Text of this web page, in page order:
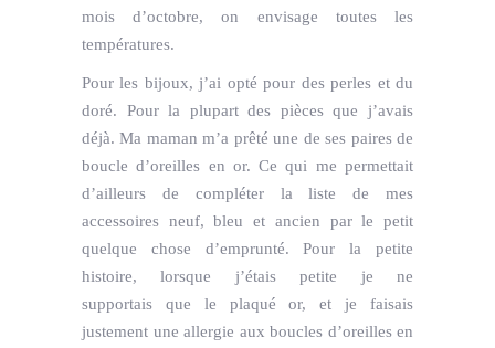
mois d’octobre, on envisage toutes les
températures.
Pour les bijoux, j’ai opté pour des perles et du
doré. Pour la plupart des pièces que j’avais
déjà. Ma maman m’a prêté une de ses paires de
boucle d’oreilles en or. Ce qui me permettait
d’ailleurs de compléter la liste de mes
accessoires neuf, bleu et ancien par le petit
quelque chose d’emprunté. Pour la petite
histoire, lorsque j’étais petite je ne
supportais que le plaqué or, et je faisais
justement une allergie aux boucles d’oreilles en